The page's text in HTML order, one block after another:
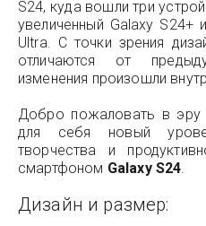
S24, куда вошли три
увеличенный Galaxy S24+
Ultra. С точки зрения
отличаются от
изменения произошли
Добро пожаловать в эру
для себя новый
творчества и
смартфоном Galaxy S24.
Дизайн и размер: